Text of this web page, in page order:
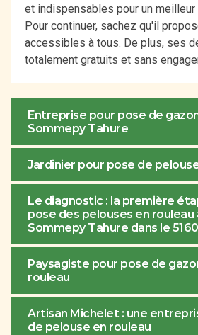
et indispensables pour un meilleur
Pour continuer, sachez qu'il
accessibles à tous. De plus, ses
totalement gratuits et sans
Entreprise pour pose de
Sommepy Tahure
Jardinier pour pose de
Le diagnostic : la première
pose des pelouses en rouleau
Sommepy Tahure dans le
Paysagiste pour pose de
rouleau
Artisan Michelet : une
de pelouse en rouleau